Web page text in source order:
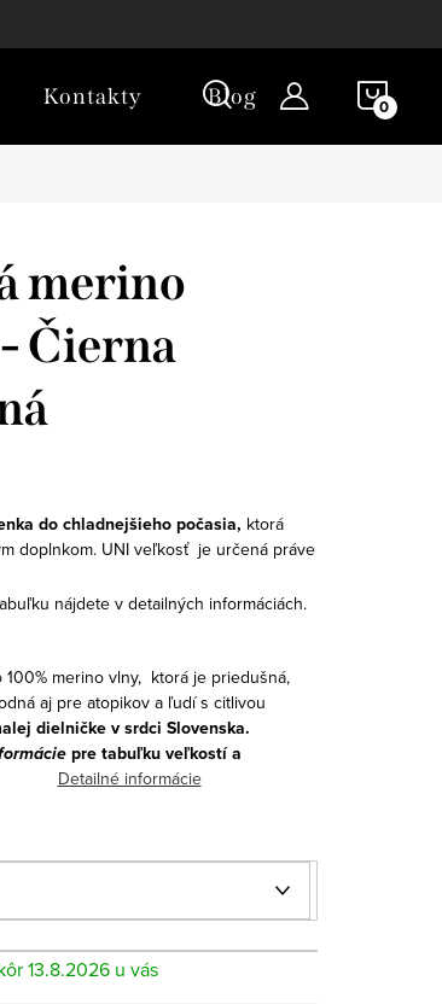
Kontakty Blog
merino
Čierna
do chladnejšieho počasia, ktorá
doplnkom. UNI veľkosť je určená práve
nájdete v detailných informáciách.
merino vlny, ktorá je priedušná,
aj pre atopikov a ľudí s citlivou
dielničke v srdci Slovenska.
pre tabuľku veľkostí a
Detailné informácie
13.8.2026